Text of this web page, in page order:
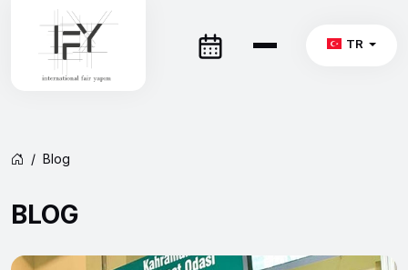
TR
Blog
BLOG